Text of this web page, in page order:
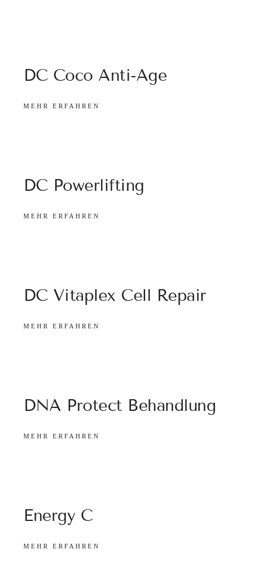
DC Coco Anti-Age
MEHR ERFAHREN
DC Powerlifting
MEHR ERFAHREN
DC Vitaplex Cell Repair
MEHR ERFAHREN
DNA Protect Behandlung
MEHR ERFAHREN
Energy C
MEHR ERFAHREN